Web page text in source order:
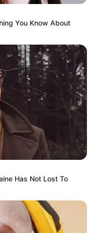
You Know About
Has Not Lost To